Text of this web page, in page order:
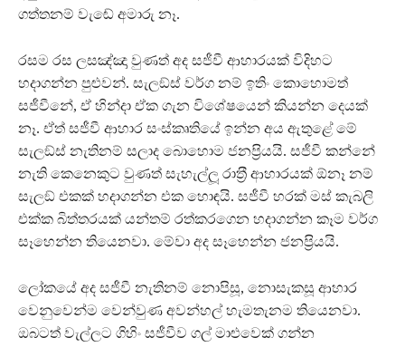
ගත්තනම් වැඬේ අමාරු නෑ.
රසම රස ලසඤ්ඤා වුණත් අද සජීවී ආහාරයක් විදිහට
හදාගන්න පුළුවන්. සැලඞ්ස් වර්ග නම් ඉතිං කොහොමත්
සජීවීනේ, ඒ හින්දා ඒක ගැන විශේෂයෙන් කියන්න දෙයක්
නෑ. ඒත් සජීවී ආහාර සංස්කෘතියේ ඉන්න අය ඇතුළේ මේ
සැලඞ්ස් නැතිනම් සලාද බොහොම ජනප‍්‍රියයි. සජීවී කන්නේ
නැති කෙනෙකුට වුණත් සැහැල්ලූ රාත‍්‍රී ආහාරයක් ඕනෑ නම්
සැලඞ් එකක් හදාගන්න එක හොඳයි. සජීවී හරක් මස් කැබලි
එක්ක බිත්තරයක් යන්තම් රත්කරගෙන හදාගන්න කෑම වර්ග
සෑහෙන්න තියෙනවා. මේවා අද සෑහෙන්න ජනප‍්‍රියයි.
ලෝකයේ අද සජීවී නැතිනම් නොපිසූ, නොසැකසූ ආහාර
වෙනුවෙන්ම වෙන්වුණ අවන්හල් හැමතැනම තියෙනවා.
ඔබටත් වැල්ලට ගිහිං සජීවීව ගල් මාළුවෙක් ගන්න